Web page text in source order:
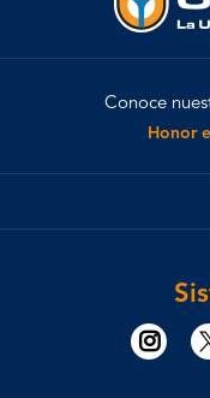
Conoce
Honor